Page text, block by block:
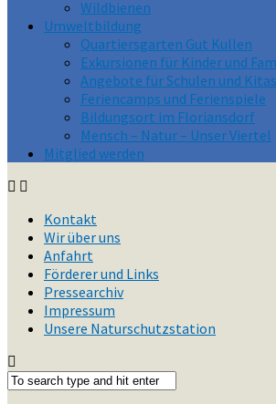
Wildbienen
Umweltbildung
Quartiersgarten Gut Kullen
Exkursionen für Kinder und
Angebote für Schulen und Kitas
Feriencamps und Ferienspiele
Bildungsort im Floriansdorf
Mensch – Natur – Unser Viertel
Mitglied werden
Kontakt
Wir über uns
Anfahrt
Förderer und Links
Pressearchiv
Impressum
Unsere Naturschutzstation